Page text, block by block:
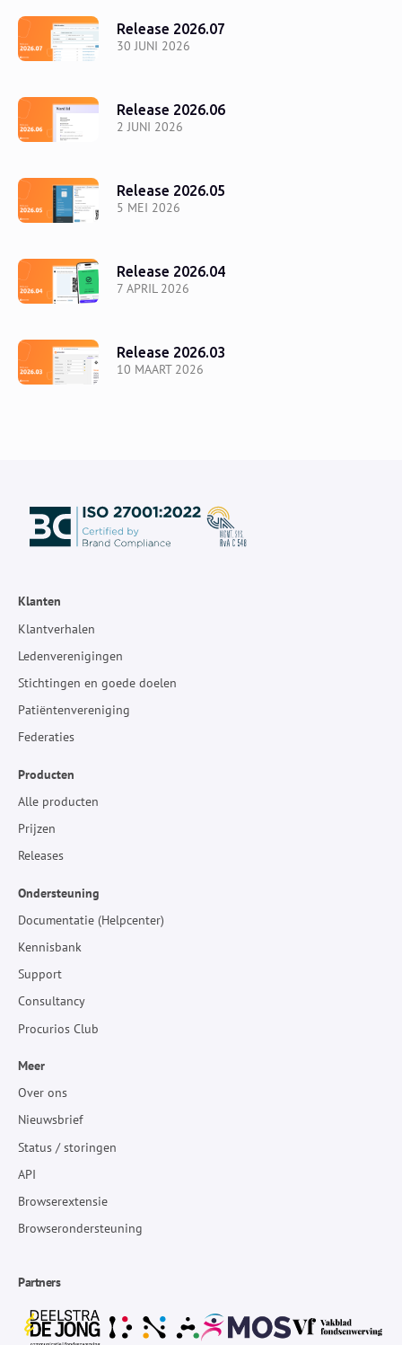
30 JUNI 2026
Release 2026.07
2 JUNI 2026
Release 2026.06
5 MEI 2026
Release 2026.05
7 APRIL 2026
Release 2026.04
10 MAART 2026
Release 2026.03
Klanten
Klantverhalen
Ledenverenigingen
Stichtingen en goede doelen
Patiëntenvereniging
Federaties
Producten
Alle producten
Prijzen
Releases
Ondersteuning
Documentatie (Helpcenter)
Kennisbank
Support
Consultancy
Procurios Club
Meer
Over ons
Nieuwsbrief
Status / storingen
API
Browserextensie
Browserondersteuning
Partners